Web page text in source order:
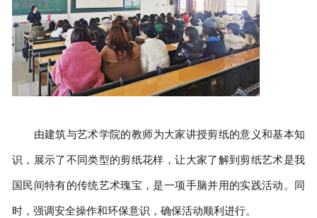
由建筑与艺术学院的教师为大家讲授剪纸的意义和基本知
识，展示了不同类型的剪纸花样，让大家了解到剪纸艺术是我
国民间特有的传统艺术瑰宝，是一项手脑并用的实践活动。同
时，强调安全操作和环保意识，确保活动顺利进行。